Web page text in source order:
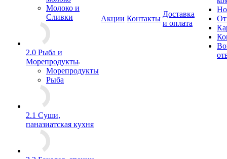
Молоко и
Сливки
2.0 Рыба и
Морепродукты
Морепродукты
Рыба
2.1 Суши,
паназиатская кухня
Акции Контакты
Доставка
и оплата